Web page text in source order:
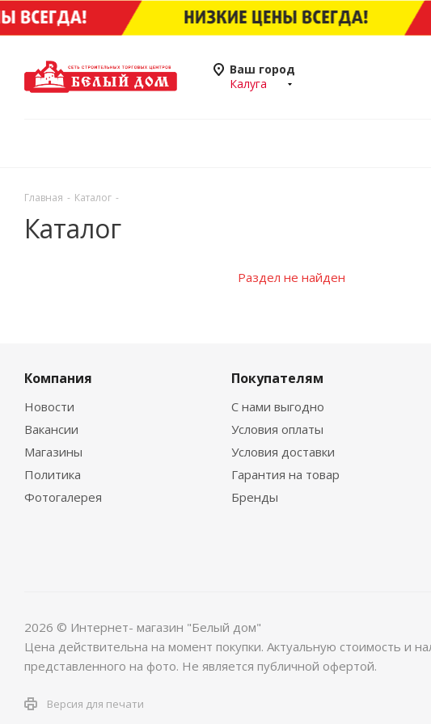
Ваш город
Калуга
Главная - Каталог -
Каталог
Раздел не найден
Компания
Новости
Вакансии
Магазины
Политика
Фотогалерея
Покупателям
С нами выгодно
Условия оплаты
Условия доставки
Гарантия на товар
Бренды
2026 © Интернет- магазин "Белый дом"
Цена действительна на момент покупки. Актуальную стоимость и
представленного на фото. Не является публичной офертой.
Версия для печати